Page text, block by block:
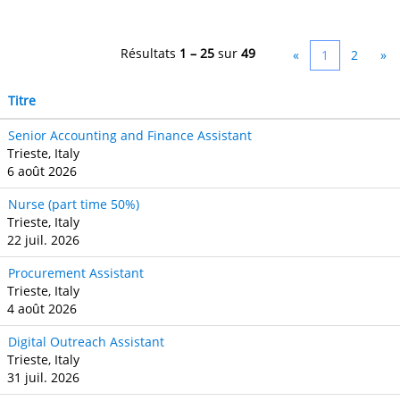
Résultats 1 – 25 sur 49 « 1 2 »
Titre
Senior Accounting and Finance Assistant
Trieste, Italy
6 août 2026
Nurse (part time 50%)
Trieste, Italy
22 juil. 2026
Procurement Assistant
Trieste, Italy
4 août 2026
Digital Outreach Assistant
Trieste, Italy
31 juil. 2026